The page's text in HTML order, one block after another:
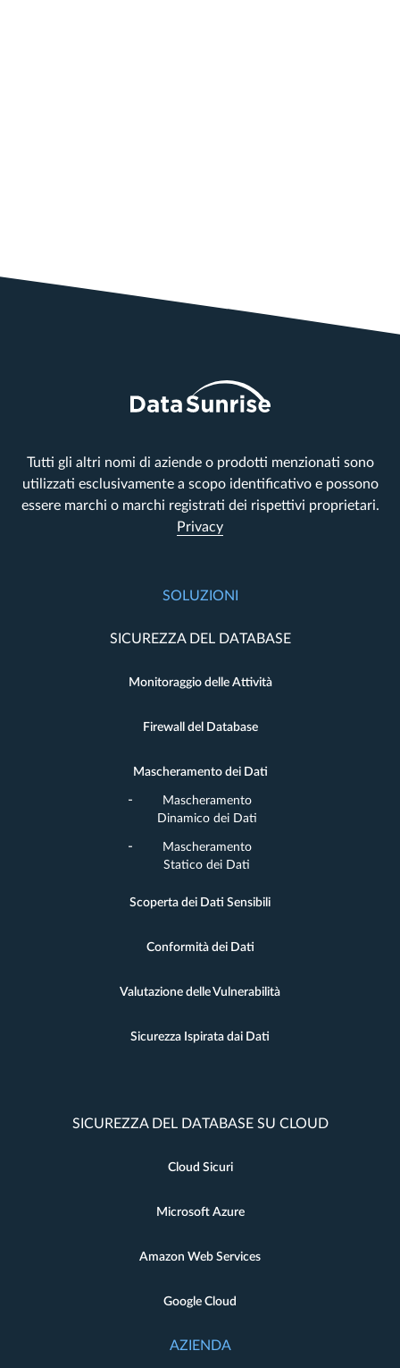
Tutti gli altri nomi di aziende o prodotti menzionati sono
utilizzati esclusivamente a scopo identificativo e possono
essere marchi o marchi registrati dei rispettivi proprietari.
Privacy
SOLUZIONI
SICUREZZA DEL DATABASE
Monitoraggio delle Attività
Firewall del Database
Mascheramento dei Dati
Mascheramento
Dinamico dei Dati
Mascheramento
Statico dei Dati
Scoperta dei Dati Sensibili
Conformità dei Dati
Valutazione delle Vulnerabilità
Sicurezza Ispirata dai Dati
SICUREZZA DEL DATABASE SU CLOUD
Cloud Sicuri
Microsoft Azure
Amazon Web Services
Google Cloud
AZIENDA